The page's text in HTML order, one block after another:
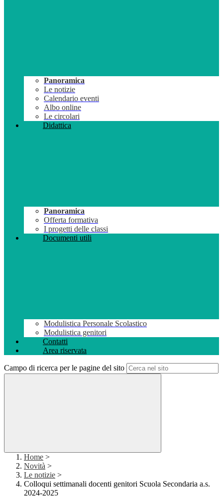
Panoramica
Le notizie
Calendario eventi
Albo online
Le circolari
Didattica
Panoramica
Offerta formativa
I progetti delle classi
Documenti utili
Modulistica Personale Scolastico
Modulistica genitori
Contatti
Area riservata
Campo di ricerca per le pagine del sito
Home >
Novità >
Le notizie >
Colloqui settimanali docenti genitori Scuola Secondaria a.s.
2024-2025